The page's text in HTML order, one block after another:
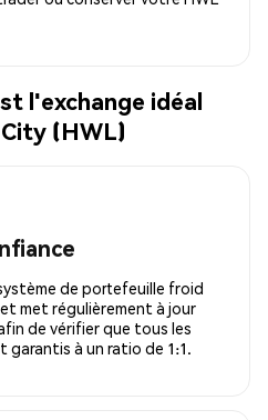
l'exchange idéal
(HWL)
de portefeuille froid
met régulièrement à jour
de vérifier que tous les
à un ratio de 1:1.